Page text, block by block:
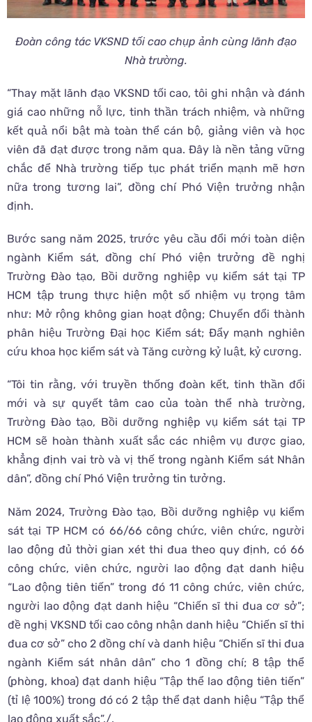
Đoàn công tác VKSND tối cao chụp ảnh cùng lãnh đạo
Nhà trường.
“Thay mặt lãnh đạo VKSND tối cao, tôi ghi nhận và đánh
giá cao những nỗ lực, tinh thần trách nhiệm, và những
kết quả nổi bật mà toàn thể cán bộ, giảng viên và học
viên đã đạt được trong năm qua. Đây là nền tảng vững
chắc để Nhà trường tiếp tục phát triển mạnh mẽ hơn
nữa trong tương lai”, đồng chí Phó Viện trưởng nhận
định.
Bước sang năm 2025, trước yêu cầu đổi mới toàn diện
ngành Kiểm sát, đồng chí Phó viện trưởng đề nghị
Trường Đào tạo, Bồi dưỡng nghiệp vụ kiểm sát tại TP
HCM tập trung thực hiện một số nhiệm vụ trọng tâm
như: Mở rộng không gian hoạt động; Chuyển đổi thành
phân hiệu Trường Đại học Kiểm sát; Đẩy mạnh nghiên
cứu khoa học kiểm sát và Tăng cường kỷ luật, kỷ cương.
“Tôi tin rằng, với truyền thống đoàn kết, tinh thần đổi
mới và sự quyết tâm cao của toàn thể nhà trường,
Trường Đào tạo, Bồi dưỡng nghiệp vụ kiểm sát tại TP
HCM sẽ hoàn thành xuất sắc các nhiệm vụ được giao,
khẳng định vai trò và vị thế trong ngành Kiểm sát Nhân
dân”, đồng chí Phó Viện trưởng tin tưởng.
Năm 2024, Trường Đào tạo, Bồi dưỡng nghiệp vụ kiểm
sát tại TP HCM có 66/66 công chức, viên chức, người
lao động đủ thời gian xét thi đua theo quy định, có 66
công chức, viên chức, người lao động đạt danh hiệu
“Lao động tiên tiến” trong đó 11 công chức, viên chức,
người lao động đạt danh hiệu “Chiến sĩ thi đua cơ sở”;
đề nghị VKSND tối cao công nhận danh hiệu “Chiến sĩ thi
đua cơ sở” cho 2 đồng chí và danh hiệu “Chiến sĩ thi đua
ngành Kiểm sát nhân dân” cho 1 đồng chí; 8 tập thể
(phòng, khoa) đạt danh hiệu “Tập thể lao động tiên tiến”
(tỉ lệ 100%) trong đó có 2 tập thể đạt danh hiệu “Tập thể
lao động xuất sắc”./.